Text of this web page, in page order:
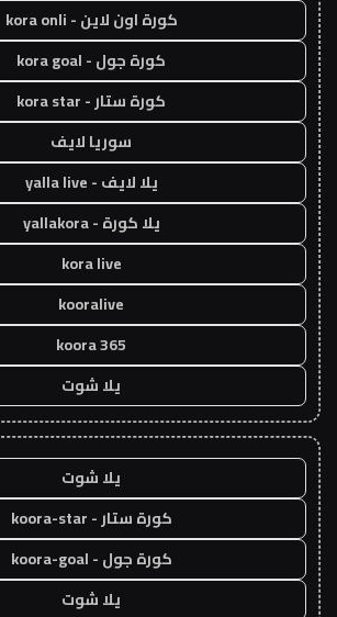
كورة اون لاين - kora onli
كورة جول - kora goal
كورة ستار - kora star
سوريا لايف
يلا لايف - yalla live
يلا كورة - yallakora
kora live
kooralive
koora 365
يلا شوت
يلا شوت
كورة ستار - koora-star
كورة جول - koora-goal
يلا شوت